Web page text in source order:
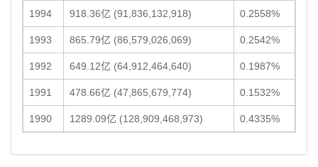
1994 918.36亿 (91,836,132,918) 0.2558%
1993 865.79亿 (86,579,026,069) 0.2542%
1992 649.12亿 (64,912,464,640) 0.1987%
1991 478.66亿 (47,865,679,774) 0.1532%
1990 1289.09亿 (128,909,468,973) 0.4335%